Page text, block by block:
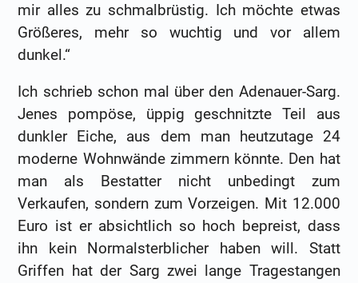
mir alles zu schmalbrüstig. Ich möchte etwas
Größeres, mehr so wuchtig und vor allem
dunkel.“
Ich schrieb schon mal über den Adenauer-Sarg.
Jenes pompöse, üppig geschnitzte Teil aus
dunkler Eiche, aus dem man heutzutage 24
moderne Wohnwände zimmern könnte. Den hat
man als Bestatter nicht unbedingt zum
Verkaufen, sondern zum Vorzeigen. Mit 12.000
Euro ist er absichtlich so hoch bepreist, dass
ihn kein Normalsterblicher haben will. Statt
Griffen hat der Sarg zwei lange Tragestangen